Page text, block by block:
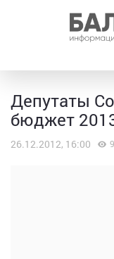
Депутаты
бюджет
26.12.2012, 16:00